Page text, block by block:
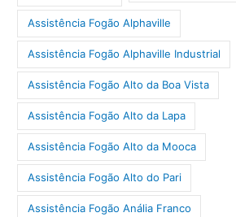
Assistência Fogão Alphaville
Assistência Fogão Alphaville Industrial
Assistência Fogão Alto da Boa Vista
Assistência Fogão Alto da Lapa
Assistência Fogão Alto da Mooca
Assistência Fogão Alto do Pari
Assistência Fogão Anália Franco